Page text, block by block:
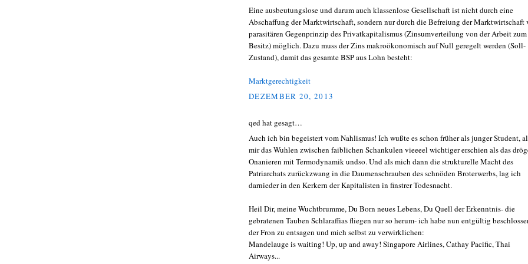
Eine ausbeutungslose und darum auch klassenlose Gesellschaft ist nicht durch eine
Abschaffung der Marktwirtschaft, sondern nur durch die Befreiung der Marktwirtschaft
parasitären Gegenprinzip des Privatkapitalismus (Zinsumverteilung von der Arbeit zum
Besitz) möglich. Dazu muss der Zins makroökonomisch auf Null geregelt werden (Soll-
Zustand), damit das gesamte BSP aus Lohn besteht:
Marktgerechtigkeit
DEZEMBER 20, 2013
qed hat gesagt…
Auch ich bin begeistert vom Nahlismus! Ich wußte es schon früher als junger Student,
mir das Wuhlen zwischen faiblichen Schankulen vieeeel wichtiger erschien als das
Onanieren mit Termodynamik undso. Und als mich dann die strukturelle Macht des
Patriarchats zurückzwang in die Daumenschrauben des schnöden Broterwerbs, lag ich
darnieder in den Kerkern der Kapitalisten in finstrer Todesnacht.
Heil Dir, meine Wuchtbrumme, Du Born neues Lebens, Du Quell der Erkenntnis- die
gebratenen Tauben Schlaraffias fliegen nur so herum- ich habe nun entgültig
der Fron zu entsagen und mich selbst zu verwirklichen:
Mandelauge is waiting! Up, up and away! Singapore Airlines, Cathay Pacific, Thai
Airways...